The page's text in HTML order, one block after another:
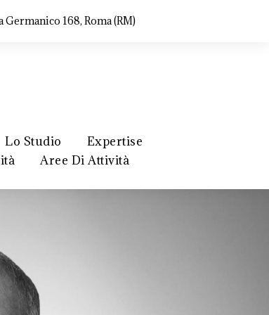
Germanico 168, Roma (RM)
Lo Studio
Expertise
Aree Di Attività